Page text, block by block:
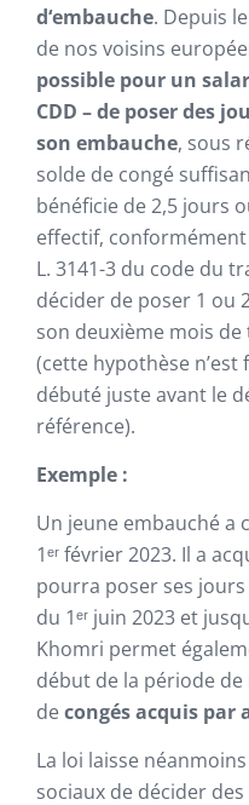
d‘embauche. Depuis le
de nos voisins
possible pour un
CDD – de poser des
son embauche, sous
solde de congé
bénéficie de 2,5 jours
effectif,
L. 3141-3 du code du
décider de poser 1 ou
son deuxième mois
(cette hypothèse n’est
débuté juste avant le
référence).
Exemple :
Un jeune embauché a
1ᵉʳ février 2023. Il a
pourra poser ses
du 1ᵉʳ juin 2023 et
Khomri permet
début de la période
decongés acquis
La loi laisse
sociaux de décider